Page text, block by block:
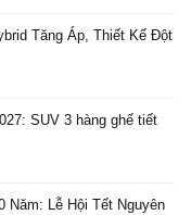
Tăng Áp, Thiết Kế Đột
SUV 3 hàng ghế tiết
Năm: Lễ Hội Tết Nguyên